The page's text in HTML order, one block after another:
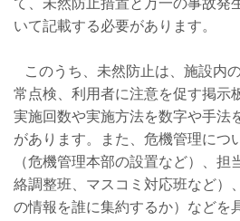
て、未然防止措置と万一の事故発
いて記載する必要があります。
このうち、未然防止は、施設内
常点検、利用者に注意を促す掲示
実施回数や実施方法を数字や手法
があります。また、危機管理につ
（危機管理本部の設置など）、担
絡調整班、マスコミ対応班など）
の情報を誰に集約するか）などを